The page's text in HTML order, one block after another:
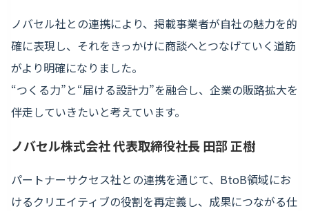
ノバセル社との連携により、掲載事業者が自社の魅力を的
確に表現し、それをきっかけに商談へとつなげていく道筋
がより明確になりました。
“つくる力”と“届ける設計力”を融合し、企業の販路拡大を
伴走していきたいと考えています。
ノバセル株式会社 代表取締役社長 田部 正樹
パートナーサクセス社との連携を通じて、BtoB領域にお
けるクリエイティブの役割を再定義し、成果につながる仕